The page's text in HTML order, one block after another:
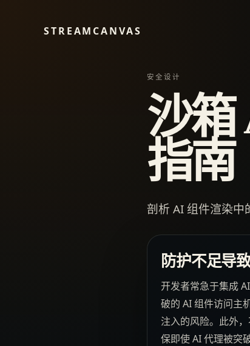
STREAMCANVAS
安全设计
沙箱
指南
剖析 AI 组件渲染中
防护不足导
开发者常急于集成
破的 AI 组件访问主
注入的风险。此外
保即使 AI 代理被突